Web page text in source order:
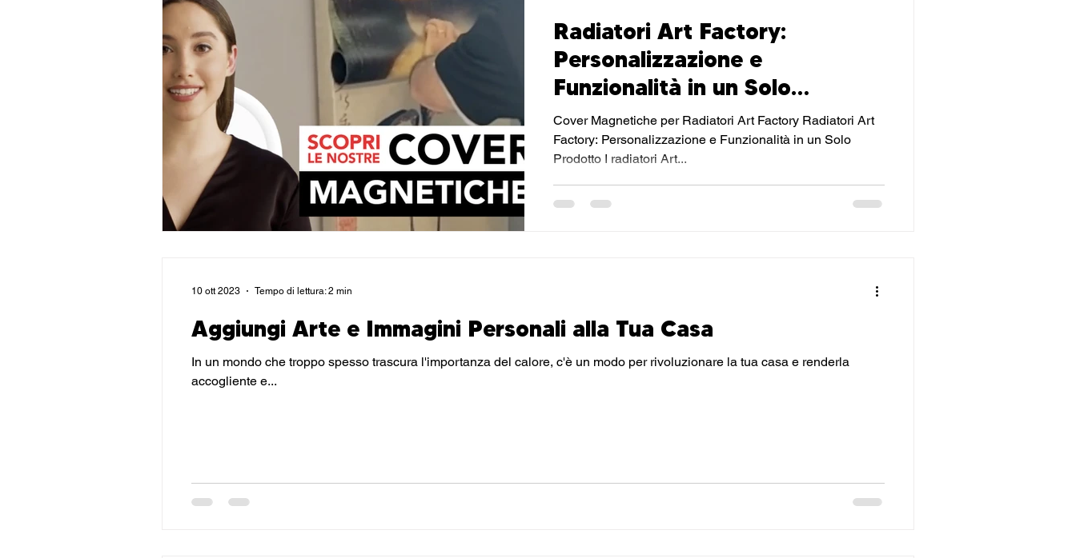
Radiatori Art Factory:
Personalizzazione e
Funzionalità in un Solo
Prodotto: Le Cover
Magnetiche
Cover Magnetiche per Radiatori Art Factory Radiatori Art
Factory: Personalizzazione e Funzionalità in un Solo
Prodotto I radiatori Art...
Aggiungi Arte e Immagini Personali alla Tua Casa
In un mondo che troppo spesso trascura l'importanza del calore, c'è un modo per rivoluzionare la tua casa e renderla
accogliente e...
10 ott 2023 Tempo di lettura: 2 min